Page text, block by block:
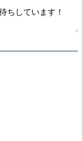
ちしています！
↑